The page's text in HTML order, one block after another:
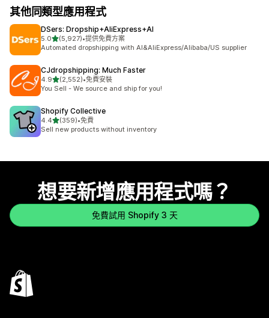
其他同類型應用程式
DSers: Dropship+AliExpress+AI
5.0滿分 5 顆星
(5,927)
共有 5927 則評價
•提供免費方案
Automated dropshipping with AI&AliExpress/Alibaba/US supplier
CJdropshipping: Much Faster
4.9滿分 5 顆星
(2,552)
共有 2552 則評價
•免費安裝
You Sell - We source and ship for you!
Shopify Collective
4.4滿分 5 顆星
(359)
共有 359 則評價
•免費
Sell new products without inventory
想要新增應用程式嗎？
免費試用 Shopify 3 天